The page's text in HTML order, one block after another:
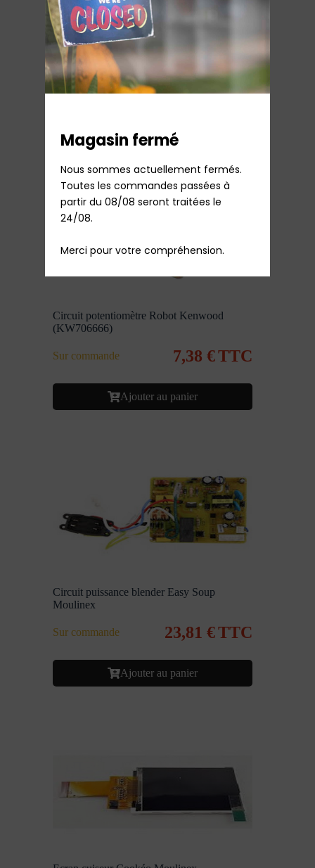
Circuit de puissance robot Companion
Moulinex
Rupture de stock 42,18€TTC
Circuit potentiomètre Robot Kenwood
(KW706666)
Sur commande 7,38 €TTC
Ajouter au panier
Circuit puissance blender Easy Soup
Moulinex
Sur commande 23,81 €TTC
Ajouter au panier
Magasin fermé
Nous sommes actuellement fermés.
Toutes les commandes passées à
partir du 08/08 seront traitées le
24/08.
Merci pour votre compréhension.